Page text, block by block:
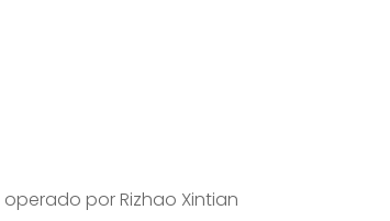
por Rizhao Xintian